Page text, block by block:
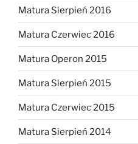
Matura Sierpień 2016
Matura Czerwiec 2016
Matura Operon 2015
Matura Sierpień 2015
Matura Czerwiec 2015
Matura Sierpień 2014